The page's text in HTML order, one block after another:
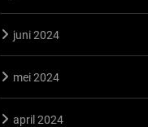
juni 2024
mei 2024
april 2024